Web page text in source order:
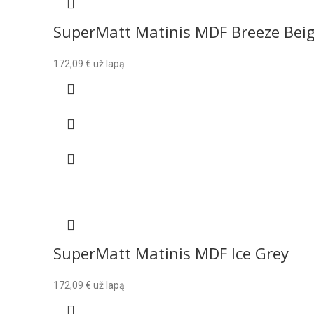
SuperMatt Matinis MDF Breeze
172,09 € už lapą
SuperMatt Matinis MDF Ice Grey
172,09 € už lapą